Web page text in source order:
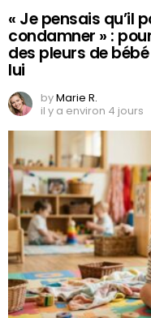
« Je pensais qu’il
condamner » :
des pleurs de
lui
byMarie R.
il y a environ 4 jours